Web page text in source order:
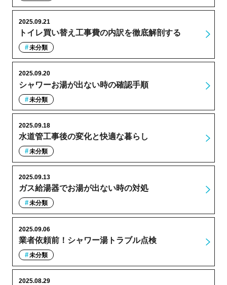
トイレ買い替え工事費の内訳を徹底解剖する
2025.09.21
未分類
シャワーお湯が出ない時の確認手順
2025.09.20
未分類
水道管工事後の変化と快適な暮らし
2025.09.18
未分類
ガス給湯器でお湯が出ない時の対処
2025.09.13
未分類
業者依頼前！シャワー湯トラブル点検
2025.09.06
未分類
2025.08.29